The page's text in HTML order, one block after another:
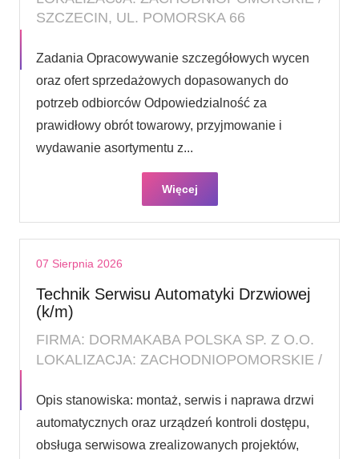
SZCZECIN, UL. POMORSKA 66
Zadania Opracowywanie szczegółowych wycen
oraz ofert sprzedażowych dopasowanych do
potrzeb odbiorców Odpowiedzialność za
prawidłowy obrót towarowy, przyjmowanie i
wydawanie asortymentu z...
Więcej
07 Sierpnia 2026
Technik Serwisu Automatyki Drzwiowej
(k/m)
FIRMA: DORMAKABA POLSKA SP. Z O.O.
LOKALIZACJA: ZACHODNIOPOMORSKIE /
Opis stanowiska: montaż, serwis i naprawa drzwi
automatycznych oraz urządzeń kontroli dostępu,
obsługa serwisowa zrealizowanych projektów,